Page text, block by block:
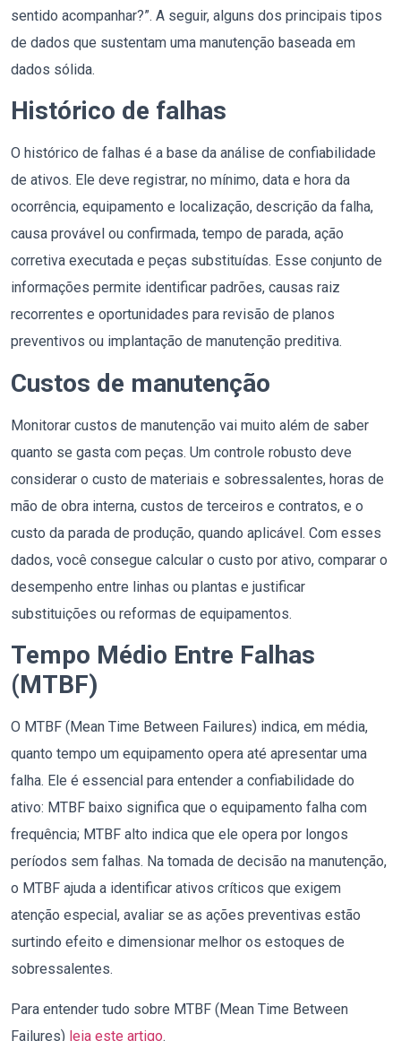
sentido acompanhar?”. A seguir, alguns dos principais tipos
de dados que sustentam uma manutenção baseada em
dados sólida.
Histórico de falhas
O histórico de falhas é a base da análise de confiabilidade
de ativos. Ele deve registrar, no mínimo, data e hora da
ocorrência, equipamento e localização, descrição da falha,
causa provável ou confirmada, tempo de parada, ação
corretiva executada e peças substituídas. Esse conjunto de
informações permite identificar padrões, causas raiz
recorrentes e oportunidades para revisão de planos
preventivos ou implantação de manutenção preditiva.
Custos de manutenção
Monitorar custos de manutenção vai muito além de saber
quanto se gasta com peças. Um controle robusto deve
considerar o custo de materiais e sobressalentes, horas de
mão de obra interna, custos de terceiros e contratos, e o
custo da parada de produção, quando aplicável. Com esses
dados, você consegue calcular o custo por ativo, comparar o
desempenho entre linhas ou plantas e justificar
substituições ou reformas de equipamentos.
Tempo Médio Entre Falhas
(MTBF)
O MTBF (Mean Time Between Failures) indica, em média,
quanto tempo um equipamento opera até apresentar uma
falha. Ele é essencial para entender a confiabilidade do
ativo: MTBF baixo significa que o equipamento falha com
frequência; MTBF alto indica que ele opera por longos
períodos sem falhas. Na tomada de decisão na manutenção,
o MTBF ajuda a identificar ativos críticos que exigem
atenção especial, avaliar se as ações preventivas estão
surtindo efeito e dimensionar melhor os estoques de
sobressalentes.
Para entender tudo sobre MTBF (Mean Time Between
Failures) leia este artigo.